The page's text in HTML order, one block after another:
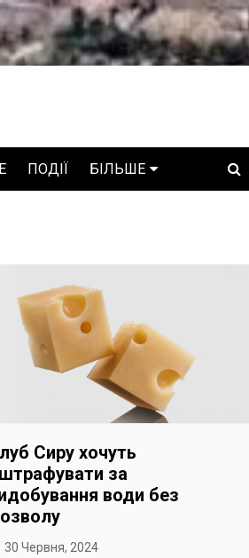
ПОДІЇ БІЛЬШЕ
WHO IS WHO
ПРОЗОРІ НАДРА
ГОВОРЯТЬ АСОЦІАЦІЇ
ГОВОРЯТЬ КОМПАНІЇ
КОНФЛІКТНІ НАДРА
САНКЦІЙНІ НАДРА
БЛОГИ
TECHNO
CRITICAL MINERALS
Сиру хочуть
за
води без
30 Червня, 2024